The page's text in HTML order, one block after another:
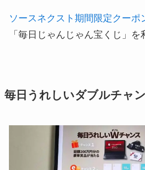
ソースネクスト期間限定クー
「毎日じゃんじゃん宝くじ」を
毎日うれしいダブルチャ